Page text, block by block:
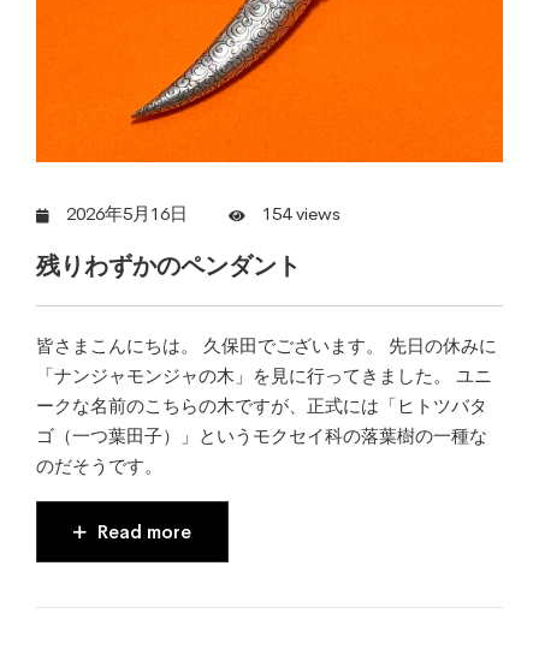
2026年5月16日 154 views
残りわずかのペンダント
皆さまこんにちは。 久保田でございます。 先日の休みに
「ナンジャモンジャの木」を見に行ってきました。 ユニ
ークな名前のこちらの木ですが、正式には「ヒトツバタ
ゴ（一つ葉田子）」というモクセイ科の落葉樹の一種な
のだそうです。
Read more